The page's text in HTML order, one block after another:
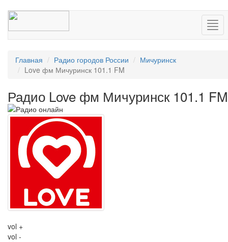
Главная Радио городов России
Мичуринск
Love фм Мичуринск 101.1 FM
Радио Love фм Мичуринск 101.1 FM
vol +
vol -